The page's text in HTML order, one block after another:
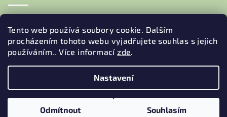
Tento web používá soubory cookie. Dalším
procházením tohoto webu vyjadřujete souhlas s jejich
používáním.. Více informacízde.
Nastavení
Odmítnout Souhlasím
Obchodní podmínky
Podmínky ochrany osobních údajů
JEDNA BEDNA